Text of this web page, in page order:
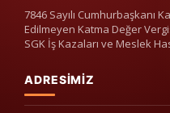
7846 Sayılı Cumhurbaşkanı
Edilmeyen Katma Değer
SGK İş Kazaları ve Meslek
ADRESIMIZ